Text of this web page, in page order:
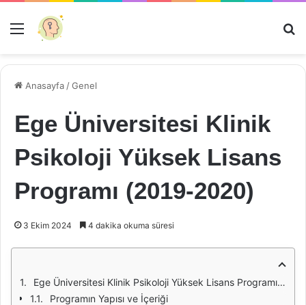
Menü
Anasayfa /Genel
Ege Üniversitesi Klinik
Psikoloji Yüksek Lisans
Programı (2019-2020)
3 Ekim 2024 4 dakika okuma süresi
Ege Üniversitesi Klinik Psikoloji Yüksek Lisans Programı (2019-2020): Bir İnceleme
Programın Yapısı ve İçeriği